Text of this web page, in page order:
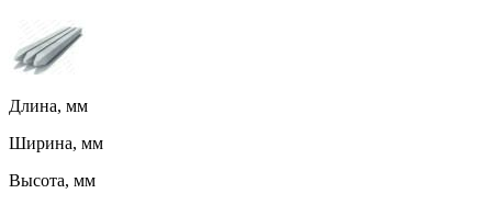
Длина, мм
Ширина, мм
Высота, мм